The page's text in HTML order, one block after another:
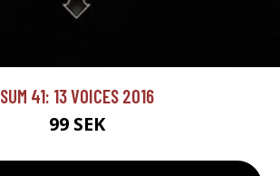
SUM 41: 13 VOICES 2016
99 SEK